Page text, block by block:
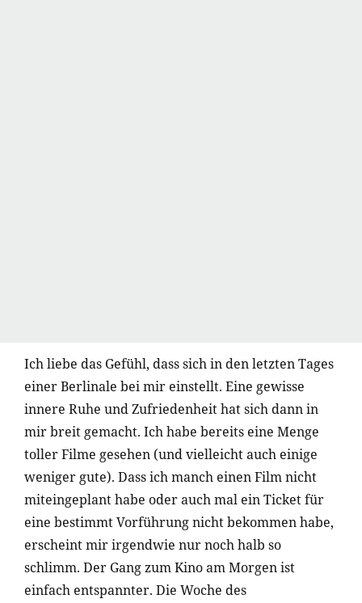
Ich liebe das Gefühl, dass sich in den letzten Tages
einer Berlinale bei mir einstellt. Eine gewisse
innere Ruhe und Zufriedenheit hat sich dann in
mir breit gemacht. Ich habe bereits eine Menge
toller Filme gesehen (und vielleicht auch einige
weniger gute). Dass ich manch einen Film nicht
miteingeplant habe oder auch mal ein Ticket für
eine bestimmt Vorführung nicht bekommen habe,
erscheint mir irgendwie nur noch halb so
schlimm. Der Gang zum Kino am Morgen ist
einfach entspannter. Die Woche des